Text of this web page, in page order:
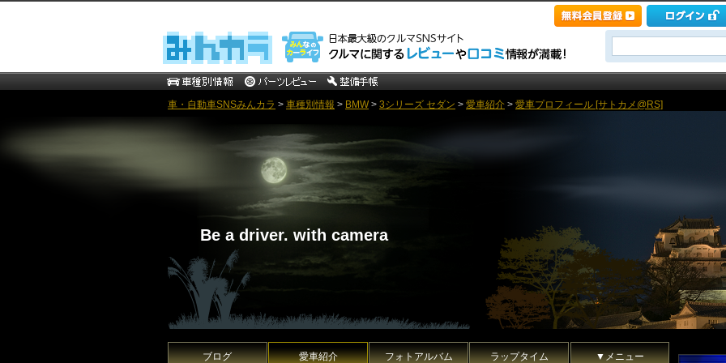
車・自動車SNSみんカラ > 車種別情報 > BMW> 3シリーズ セダン > 愛車紹介 > 愛車プロフィール [サトカメ@RS]
Be a driver. with camera
ブログ 愛車紹介 フォトアルバム ラップタイム ▼メニュー